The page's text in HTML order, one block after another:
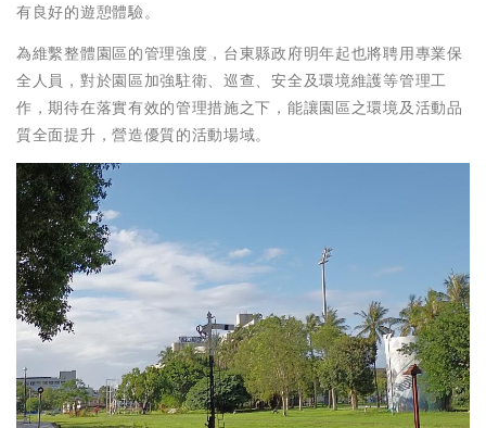
有良好的遊憩體驗。
為維繫整體園區的管理強度，台東縣政府明年起也將聘用專業保
全人員，對於園區加強駐衛、巡查、安全及環境維護等管理工
作，期待在落實有效的管理措施之下，能讓園區之環境及活動品
質全面提升，營造優質的活動場域。